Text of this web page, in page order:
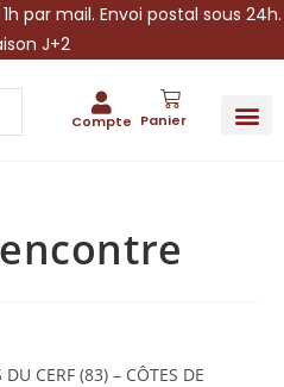
par mail. Envoi postal sous 24h.
J+2
Compte Panier
CERF (83) – CÔTES DE